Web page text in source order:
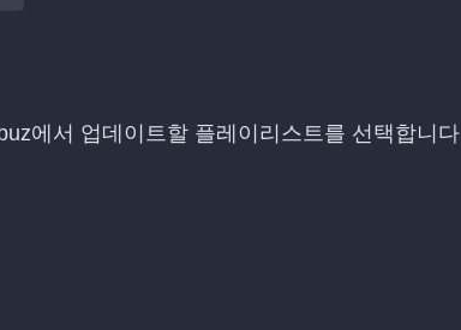
에서 업데이트할 플레이리스트를 선택합니다